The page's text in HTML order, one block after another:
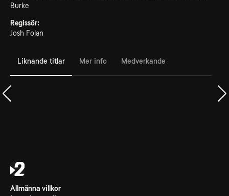
Burke
Regissör:
Josh Folan
Liknande titlar Mer info Medverkande
Allmänna villkor